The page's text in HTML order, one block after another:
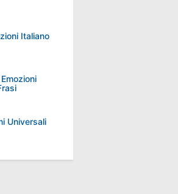
Italiano
Universali